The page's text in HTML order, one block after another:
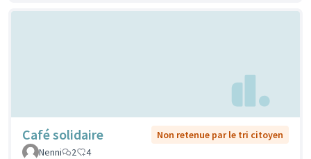
Café solidaire
Non retenue par le tri citoyen
Nenni
2 4